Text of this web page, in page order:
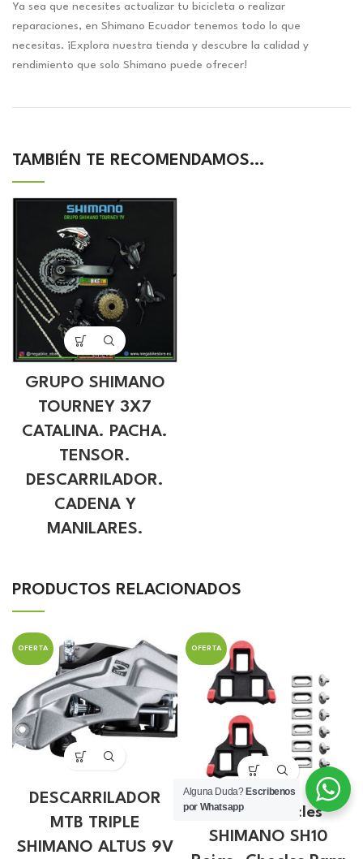
Ya sea que necesites actualizar tu bicicleta o realizar
reparaciones, en Shimano Ecuador tenemos todo lo que
necesitas. ¡Explora nuestra tienda y descubre la calidad y
rendimiento que solo Shimano puede ofrecer!
TAMBIÉN TE RECOMENDAMOS…
GRUPO SHIMANO
TOURNEY 3X7
CATALINA. PACHA.
TENSOR.
DESCARRILADOR.
CADENA Y
MANILARES.
PRODUCTOS RELACIONADOS
OFERTA
DESCARRILADOR
MTB TRIPLE
SHIMANO ALTUS 9V
OFERTA
Calas Chocles
SHIMANO SH10
Alguna Duda? Escribenos
por Whatsapp